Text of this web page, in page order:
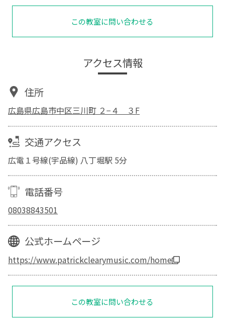
この教室に問い合わせる
アクセス情報
住所
広島県広島市中区三川町 ２−４ ３F
交通アクセス
広電１号線(宇品線) 八丁堀駅 5分
電話番号
08038843501
公式ホームページ
https://www.patrickclearymusic.com/home
この教室に問い合わせる